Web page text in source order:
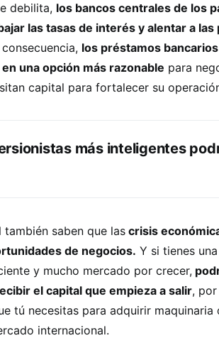
debilita, los bancos centrales de los
las tasas de interés y alentar a las
los préstamos
una opción más razonable para
capital para fortalecer su
más inteligentes
saben que las crisis
de negocios. Y si tienes
y mucho mercado por crecer,
el capital que empieza a salir,
tú necesitas para adquirir maquinaria
internacional.